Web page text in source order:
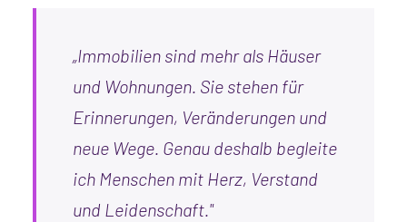
„Immobilien sind mehr als Häuser
und Wohnungen. Sie stehen für
Erinnerungen, Veränderungen und
neue Wege. Genau deshalb begleite
ich Menschen mit Herz, Verstand
und Leidenschaft."